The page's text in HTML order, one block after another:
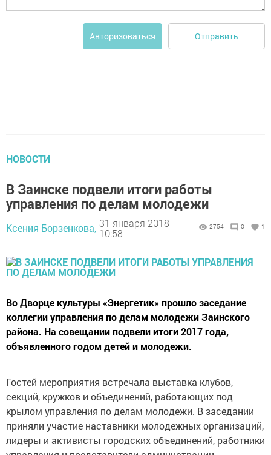
Авторизоваться Отправить
НОВОСТИ
В Заинске подвели итоги работы
управления по делам молодежи
Ксения Борзенкова, 31 января 2018 -
10:58
2754 0 1
Во Дворце культуры «Энергетик» прошло заседание
коллегии управления по делам молодежи Заинского
района. На совещании подвели итоги 2017 года,
объявленного годом детей и молодежи.
Гостей мероприятия встречала выставка клубов,
секций, кружков и объединений, работающих под
крылом управления по делам молодежи. В заседании
приняли участие наставники молодежных организаций,
лидеры и активисты городских объединений, работники